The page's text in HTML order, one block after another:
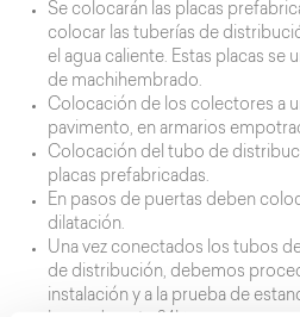
Se colocarán las placas
colocar las tuberías de
el agua caliente. Estas placas se
de machihembrado.
Colocación de los colectores a
pavimento, en armarios
Colocación del tubo de
placas prefabricadas.
En pasos de puertas deben
dilatación.
Una vez conectados los tubos
de distribución, debemos
instalación y a la prueba de